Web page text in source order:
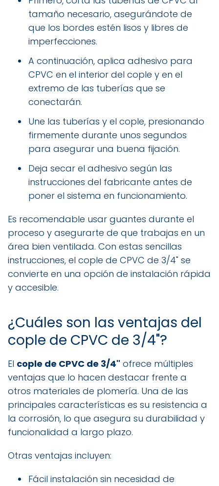
tamaño necesario, asegurándote de
que los bordes estén lisos y libres de
imperfecciones.
A continuación, aplica adhesivo para
CPVC en el interior del cople y en el
extremo de las tuberías que se
conectarán.
Une las tuberías y el cople, presionando
firmemente durante unos segundos
para asegurar una buena fijación.
Deja secar el adhesivo según las
instrucciones del fabricante antes de
poner el sistema en funcionamiento.
Es recomendable usar guantes durante el
proceso y asegurarte de que trabajas en un
área bien ventilada. Con estas sencillas
instrucciones, el cople de CPVC de 3/4" se
convierte en una opción de instalación rápida
y accesible.
¿Cuáles son las ventajas del
cople de CPVC de 3/4"?
El cople de CPVC de 3/4" ofrece múltiples
ventajas que lo hacen destacar frente a
otros materiales de plomería. Una de las
principales características es su resistencia a
la corrosión, lo que asegura su durabilidad y
funcionalidad a largo plazo.
Otras ventajas incluyen:
Fácil instalación sin necesidad de